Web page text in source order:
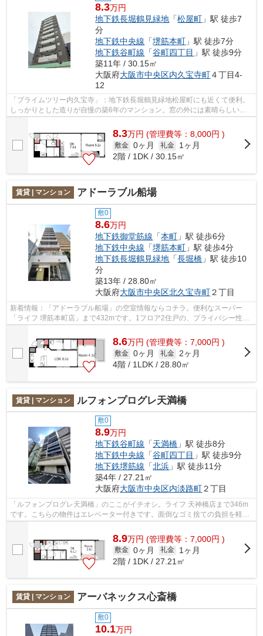
8.3万円
地下鉄長堀鶴見緑地 「松屋町 」駅 徒歩7
分
地下鉄中央線 「堺筋本町 」駅 徒歩7分
地下鉄谷町線 「谷町四丁目 」駅 徒歩9分
築11年 / 30.15㎡
大阪府大阪市中央区内久宝寺町４丁目4-
12
「プライムツリー内久宝寺」：地下鉄長堀鶴見緑地松屋町にも近くて便利。
しっかりとした造りが自慢の築6年のマンション。窓の外には素晴らしい景
色が広がるマンションです。3駅以上利...
8.3万円 (管理費等：8,000円 )
敷金 0ヶ月 礼金
1ヶ月
2階 / 1DK / 30.15㎡
賃貸 | マンション アドーラブル船場
敷0
8.6万円
地下鉄御堂筋線 「本町 」駅 徒歩6分
地下鉄中央線 「堺筋本町 」駅 徒歩4分
地下鉄長堀鶴見緑地 「長堀橋 」駅 徒歩10
分
築13年 / 28.80㎡
大阪府大阪市中央区北久宝寺町２丁目
新着情報：「アドーラブル船場」の空室情報ならコチラ。便利なスーパー
「ライフ 堺筋本町店」まで432mです。1フロア2住戸の、プライバシー性も
高いマンションとなっております。外観タ...
8.6万円 (管理費等：7,000円 )
敷金 0ヶ月 礼金 2ヶ月
4階 / 1LDK / 28.80㎡
賃貸 | マンション ルフォンプログレ天満橋
敷0
8.9万円
地下鉄谷町線 「天満橋 」駅 徒歩8分
地下鉄中央線 「谷町四丁目 」駅 徒歩9分
地下鉄堺筋線 「北浜 」駅 徒歩11分
築4年 / 27.21㎡
大阪府大阪市中央区内淡路町２丁目
「ルフォンプログレ天満橋」のここがイチオシ。ライフ 天神橋店まで346m
です。こちらの物件はエレベーター付きです。面倒なゴミ捨ての負担を軽減
8.9万円 (管理費等：7,000円 )
敷金 0ヶ月 礼金
1ヶ月
2階 / 1DK / 27.21㎡
賃貸 | マンション アーバネックス心斎橋
敷0
10.1万円